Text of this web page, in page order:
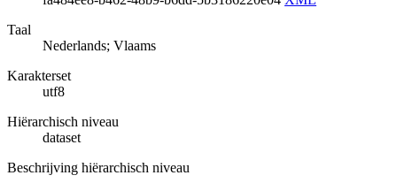
Taal
Nederlands; Vlaams
Karakterset
utf8
Hiërarchisch niveau
dataset
Beschrijving hiërarchisch niveau